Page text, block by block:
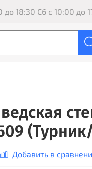
до 18:30 Сб с 10:00 до
Добавить в